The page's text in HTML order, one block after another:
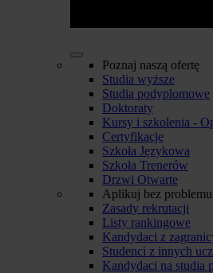
Poznaj naszą ofertę
Studia wyższe
Studia podyplomowe
Doktoraty
Kursy i szkolenia -
Certyfikacje
Szkoła Językowa
Szkoła Trenerów
Drzwi Otwarte
Aplikuj bez problemu
Zasady rekrutacji
Listy rankingowe
Kandydaci z
Studenci z innych
Kandydaci na studia